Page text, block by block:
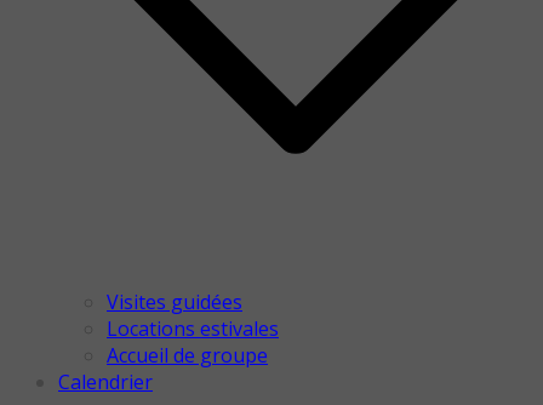
Visites guidées
Locations estivales
Accueil de groupe
Calendrier